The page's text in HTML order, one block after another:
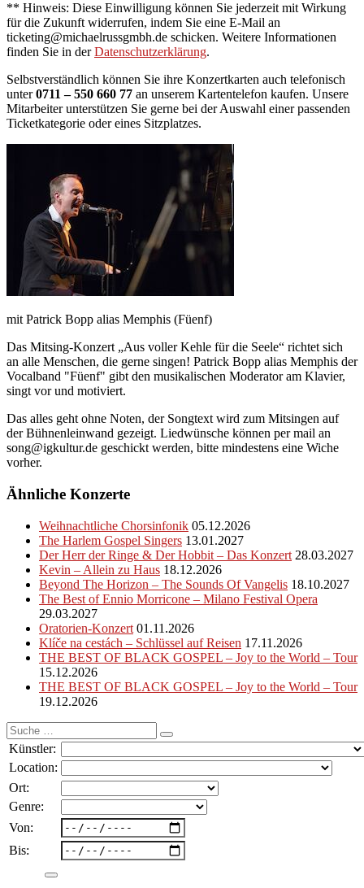
** Hinweis: Diese Einwilligung können Sie jederzeit mit Wirkung
für die Zukunft widerrufen, indem Sie eine E-Mail an
ticketing@michaelrussgmbh.de schicken. Weitere Informationen
finden Sie in derDatenschutzerklärung.
Selbstverständlich können Sie ihre Konzertkarten auch telefonisch
unter0711 – 550 660 77 an unserem Kartentelefon kaufen. Unsere
Mitarbeiter unterstützen Sie gerne bei der Auswahl einer passenden
Ticketkategorie oder eines Sitzplatzes.
mit Patrick Bopp alias Memphis (Füenf)
Das Mitsing-Konzert „Aus voller Kehle für die Seele“ richtet sich
an alle Menschen, die gerne singen! Patrick Bopp alias Memphis der
Vocalband "Füenf" gibt den musikalischen Moderator am Klavier,
singt vor und motiviert.
Das alles geht ohne Noten, der Songtext wird zum Mitsingen auf
der Bühnenleinwand gezeigt. Liedwünsche können per mail an
song@igkultur.de geschickt werden, bitte mindestens eine Wiche
vorher.
Ähnliche Konzerte
Weihnachtliche Chorsinfonik 05.12.2026
The Harlem Gospel Singers 13.01.2027
Der Herr der Ringe & Der Hobbit – Das Konzert 28.03.2027
Kevin – Allein zu Haus 18.12.2026
Beyond The Horizon – The Sounds Of Vangelis 18.10.2027
The Best of Ennio Morricone – Milano Festival Opera
29.03.2027
Oratorien-Konzert 01.11.2026
Klíče na cestách – Schlüssel auf Reisen 17.11.2026
THE BEST OF BLACK GOSPEL – Joy to the World – Tour
15.12.2026
THE BEST OF BLACK GOSPEL – Joy to the World – Tour
19.12.2026
Suche
nach:
Künstler:
Location:
Ort:
Genre:
Von:
Bis: